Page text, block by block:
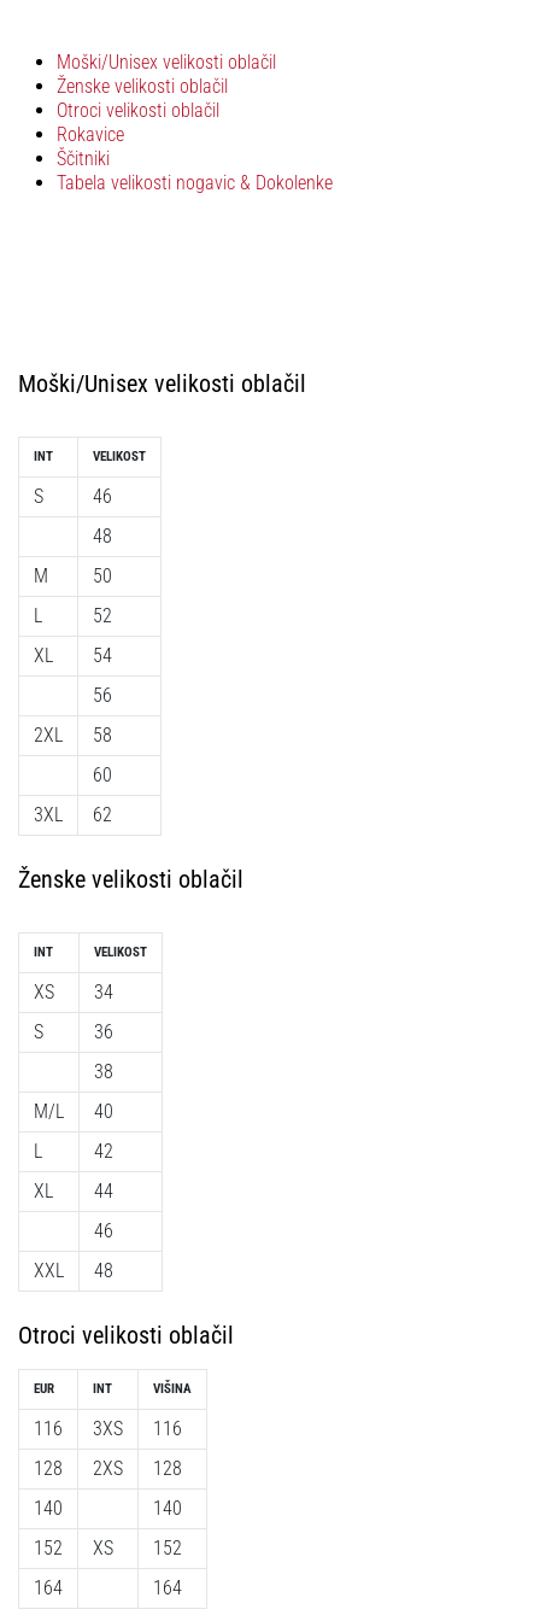
čevlji
kontrola
dotik
Play
More
Victories
Pripravi
na
ženski
EURO
2025
dresi
kopačkami
znamk
Nike,
in
del
vsake
tekme,
gola
in…
Prikaži
vse
članke
Moški/Unisex velikosti oblačil
Ženske velikosti oblačil
Otroci velikosti oblačil
Rokavice
Ščitniki
Tabela velikosti nogavic & Dokolenke
Moški/Unisex velikosti oblačil
INT
S
M
L
XL
2XL
3XL
VELIKOST
46
48
50
52
54
56
58
60
62
Ženske velikosti oblačil
INT
XS
S
M/L
L
XL
XXL
VELIKOST
34
36
38
40
42
44
46
48
Otroci velikosti oblačil
EUR
116
128
140
152
164
INT
3XS
2XS
XS
VIŠINA
116
128
140
152
164